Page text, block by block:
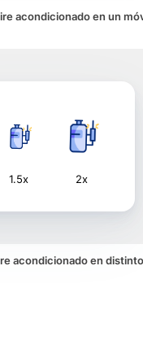
acondicionado en un
1.5x 2x
acondicionado en